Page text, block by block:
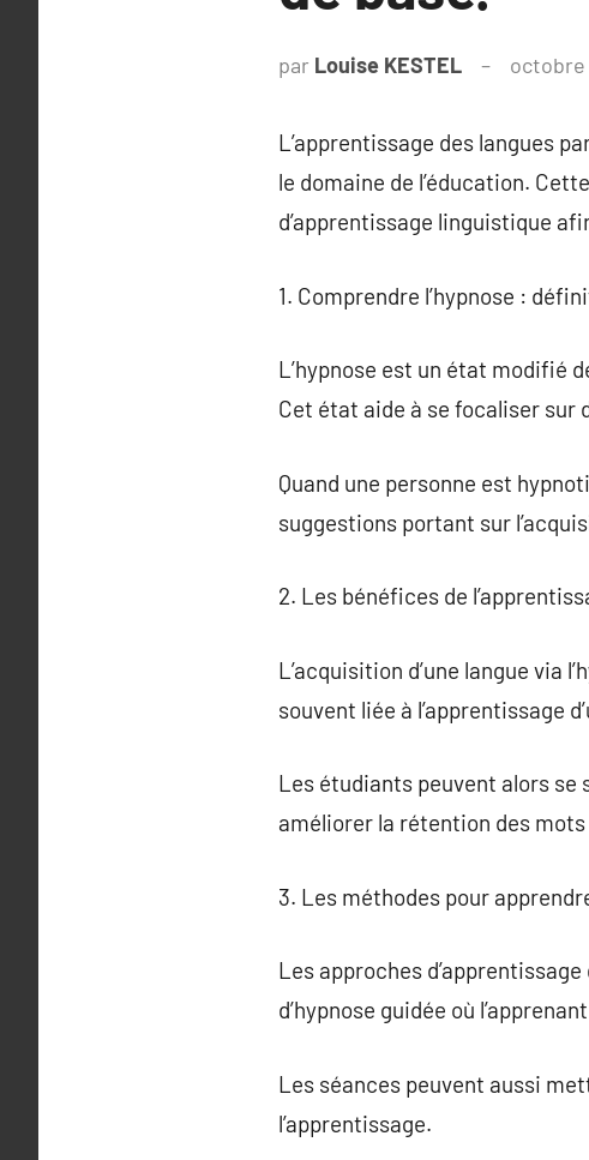
par Louise KESTEL octobre
L’apprentissage des langues
le domaine de l’éducation.
d’apprentissage linguistique
1. Comprendre l’hypnose :
L’hypnose est un état modifié
Cet état aide à se focaliser
Quand une personne est
suggestions portant sur
2. Les bénéfices de
L’acquisition d’une langue via
souvent liée à l’apprentissage
Les étudiants peuvent alors se
améliorer la rétention des
3. Les méthodes pour
Les approches
d’hypnose guidée où
Les séances peuvent aussi
l’apprentissage.